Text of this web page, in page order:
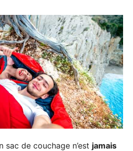
sac de couchage n’est jamais